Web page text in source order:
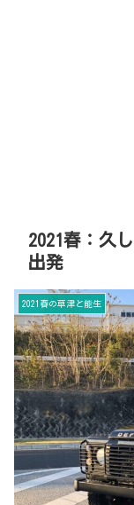
2021春：久
出発
2021春の草津と能生